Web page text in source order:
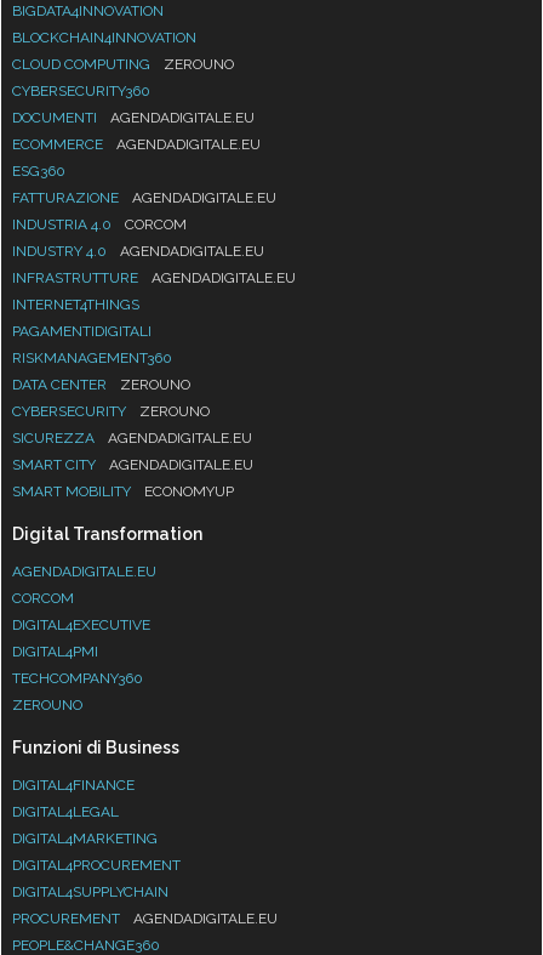
BIGDATA4INNOVATION
BLOCKCHAIN4INNOVATION
CLOUD COMPUTING
ZEROUNO
CYBERSECURITY360
DOCUMENTI
AGENDADIGITALE.EU
ECOMMERCE
AGENDADIGITALE.EU
ESG360
FATTURAZIONE
AGENDADIGITALE.EU
INDUSTRIA 4.0
CORCOM
INDUSTRY 4.0
AGENDADIGITALE.EU
INFRASTRUTTURE
AGENDADIGITALE.EU
INTERNET4THINGS
PAGAMENTIDIGITALI
RISKMANAGEMENT360
DATA CENTER
ZEROUNO
CYBERSECURITY
ZEROUNO
SICUREZZA
AGENDADIGITALE.EU
SMART CITY
AGENDADIGITALE.EU
SMART MOBILITY
ECONOMYUP
Digital Transformation
AGENDADIGITALE.EU
CORCOM
DIGITAL4EXECUTIVE
DIGITAL4PMI
TECHCOMPANY360
ZEROUNO
Funzioni di Business
DIGITAL4FINANCE
DIGITAL4LEGAL
DIGITAL4MARKETING
DIGITAL4PROCUREMENT
DIGITAL4SUPPLYCHAIN
PROCUREMENT
AGENDADIGITALE.EU
PEOPLE&CHANGE360